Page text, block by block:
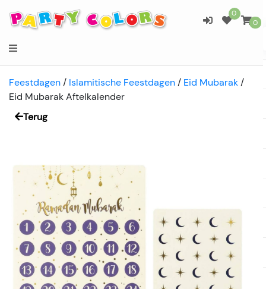
0
0
Feestdagen / Islamitische Feestdagen / Eid Mubarak /
Eid Mubarak Aftelkalender
Terug